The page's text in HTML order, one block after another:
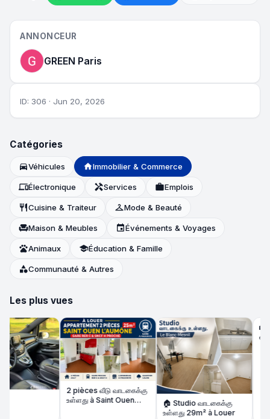
ANNONCEUR
GREEN Paris
ID: 306 · Jun 20, 2026
Catégories
directions_carVéhicules homeImmobilier & Commerce
devicesÉlectronique handymanServices workEmplois
restaurantCuisine & Traiteur checkroomMode & Beauté
chairMaison & Meubles eventÉvénements & Voyages
petsAnimaux schoolÉducation & Famille
categoryCommunauté & Autres
Les plus vues
2 pièces வீடு வாடகைக்கு
உள்ளது à Saint Ouen
🏠 Studio வாடகைக்கு
உள்ளது 29m² à Louer
🏡3